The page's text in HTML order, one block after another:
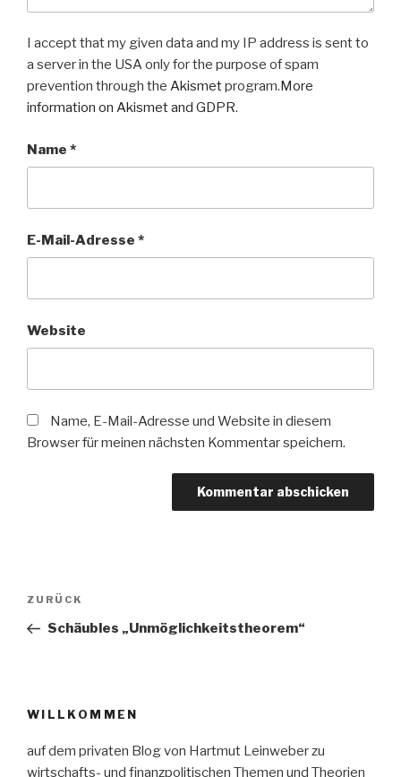
I accept that my given data and my IP address is sent to
a server in the USA only for the purpose of spam
prevention through the Akismetprogram.More
information on Akismet and GDPR.
Name *
E-Mail-Adresse *
Website
Name, E-Mail-Adresse und Website in diesem
Browser für meinen nächsten Kommentar speichern.
Beitragsnavigation
Vorheriger
Beitrag
ZURÜCK
Schäubles „Unmöglichkeitstheorem“
WILLKOMMEN
auf dem privaten Blog von Hartmut Leinweber zu
wirtschafts- und finanzpolitischen Themen und Theorien